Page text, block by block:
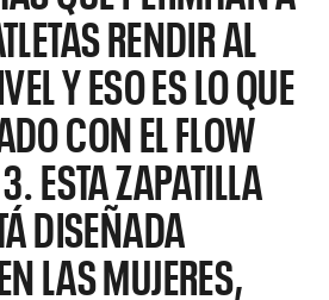
RENDIR AL
Y ESO ES LO QUE
CON EL FLOW
ESTA ZAPATILLA
DISEÑADA
LAS MUJERES,